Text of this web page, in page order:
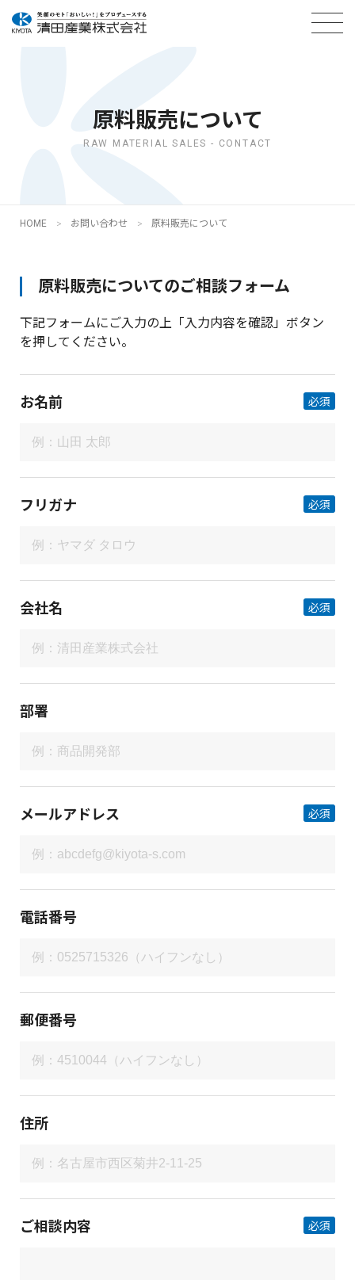
原料販売について
RAW MATERIAL SALES - CONTACT
HOME お問い合わせ 原料販売について
原料販売についてのご相談フォーム
下記フォームにご入力の上「入力内容を確認」ボタン
を押してください。
お名前 必須
フリガナ 必須
会社名 必須
部署
メールアドレス 必須
電話番号
郵便番号
住所
ご相談内容 必須